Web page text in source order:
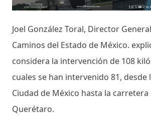
Joel González Toral, Director
Caminos del Estado de México.
considera la intervención de 108
cuales se han intervenido 81, desde
Ciudad de México hasta la carretera
Querétaro.